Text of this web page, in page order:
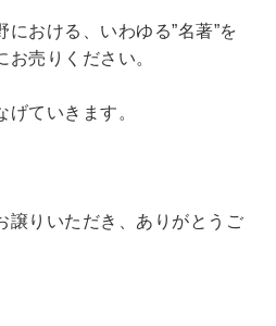
おける、いわゆる”名著”を
売りください。
ていきます。
譲りいただき、ありがとうご